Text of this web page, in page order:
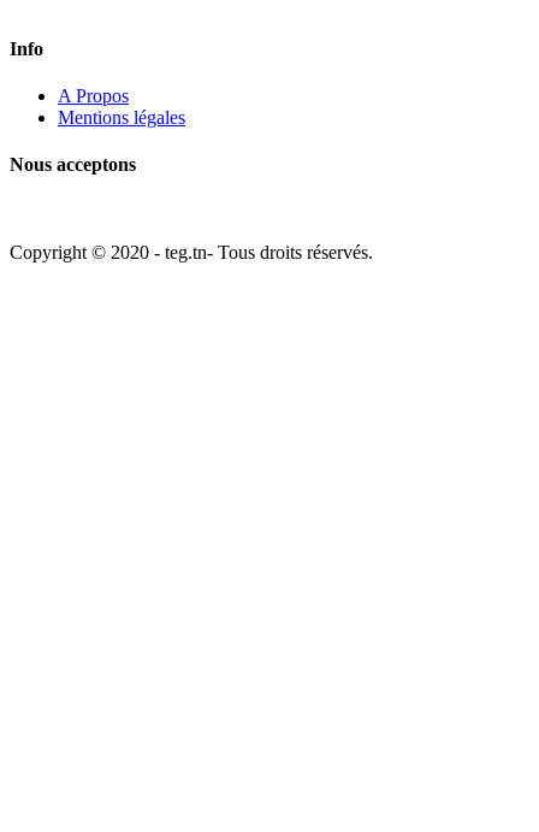
Info
A Propos
Mentions légales
Nous acceptons
Copyright © 2020 - teg.tn- Tous droits réservés.